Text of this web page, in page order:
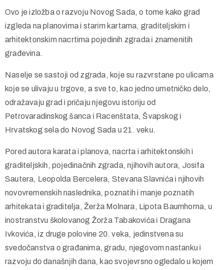
Ovo je izložba o razvoju Novog Sada, o tome kako grad
izgleda na planovima i starim kartama, graditeljskim i
arhitektonskim nacrtima pojedinih zgrada i znamenitih
građevina.
Naselje se sastoji od zgrada, koje su razvrstane po ulicama
koje se ulivaju u trgove, a sve to, kao jedno umetničko delo,
odražavaju grad i pričaju njegovu istoriju od
Petrovaradinskog šanca i Racenštata, Švapskog i
Hrvatskog sela do Novog Sada u 21. veku.
Pored autora karata i planova, nacrta i arhitektonskih i
graditeljskih, pojedinačnih zgrada, njihovih autora, Josifa
Sautera, Leopolda Bercelera, Stevana Slavnića i njihovih
novovremenskih naslednika, poznatih i manje poznatih
arhitekata i graditelja, Žerža Molnara, Lipota Baumhorna, u
inostranstvu školovanog Žorža Tabakovića i Dragana
Ivkovića, iz druge polovine 20. veka, jedinstvena su
svedočanstva o građanima, gradu, njegovom nastanku i
razvoju do današnjih dana, kao svojevrsno ogledalo u kojem